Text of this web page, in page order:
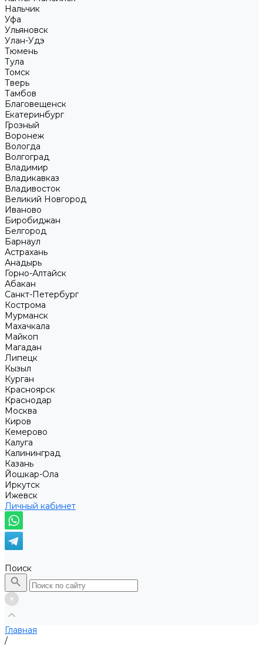
Нальчик
Уфа
Ульяновск
Улан-Удэ
Тюмень
Тула
Томск
Тверь
Тамбов
Благовещенск
Екатеринбург
Грозный
Воронеж
Вологда
Волгоград
Владимир
Владикавказ
Владивосток
Великий Новгород
Иваново
Биробиджан
Белгород
Барнаул
Астрахань
Анадырь
Горно-Алтайск
Абакан
Санкт-Петербург
Кострома
Мурманск
Махачкала
Майкоп
Магадан
Липецк
Кызыл
Курган
Красноярск
Краснодар
Москва
Киров
Кемерово
Калуга
Калининград
Казань
Йошкар-Ола
Иркутск
Ижевск
Личный кабинет
Поиск
Главная
/